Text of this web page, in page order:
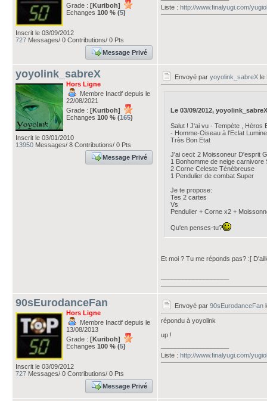
Grade : [Kuriboh]
Echanges 100 % (5)
Inscrit le 03/09/2012
727 Messages/ 0 Contributions/ 0 Pts
Message Privé
Liste : http://www.finalyugi.com/
yoyolink_sabreX
Hors Ligne
Membre Inactif depuis le
22/08/2021
Grade : [Kuriboh]
Echanges 100 % (165)
Inscrit le 03/01/2010
13950 Messages/ 8 Contributions/ 0 Pts
Message Privé
Envoyé par yoyolink_sabreX le
Le 03/09/2012,
Salut ! J'ai vu - Tempète , Héros
- Homme-Oiseau à l'Eclat
Très Bon Etat
J'ai ceci: 2 Moissoneur D'esprit
1 Bonhomme de neige carnivore
2 Corne Celeste Ténèbreuse
1 Pendulier de combat Super
Je te propose:
Tes 2 cartes
Vs
Pendulier + Corne x2 +
Qu'en penses-tu?
Et moi ? Tu me réponds pas? :[
90sEurodanceFan
Hors Ligne
Membre Inactif depuis le
13/08/2013
Grade : [Kuriboh]
Echanges 100 % (5)
Inscrit le 03/09/2012
727 Messages/ 0 Contributions/ 0 Pts
Message Privé
Envoyé par 90sEurodanceFan
répondu à yoyolink
up !
Liste : http://www.finalyugi.com/